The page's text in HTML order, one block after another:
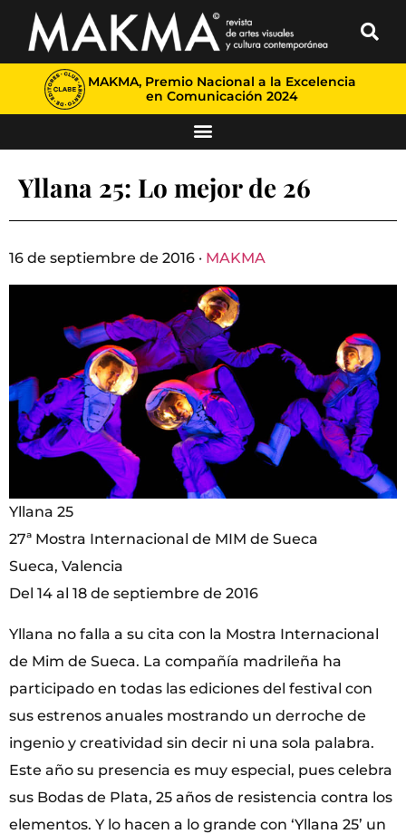
MAKMA, Premio Nacional a la Excelencia
en Comunicación 2024
Yllana 25: Lo mejor de 26
16 de septiembre de 2016 · MAKMA
Yllana 25
27ª Mostra Internacional de MIM de Sueca
Sueca, Valencia
Del 14 al 18 de septiembre de 2016
Yllana no falla a su cita con la Mostra Internacional
de Mim de Sueca. La compañía madrileña ha
participado en todas las ediciones del festival con
sus estrenos anuales mostrando un derroche de
ingenio y creatividad sin decir ni una sola palabra.
Este año su presencia es muy especial, pues celebra
sus Bodas de Plata, 25 años de resistencia contra los
elementos. Y lo hacen a lo grande con ‘Yllana 25’ un